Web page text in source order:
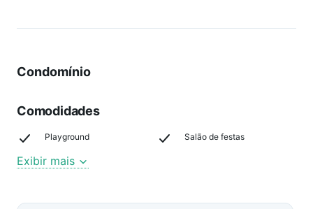
Condomínio
Comodidades
Playground Salão de festas
Exibir mais